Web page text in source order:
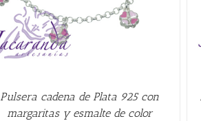
Pulsera cadena de Plata 925 con
margaritas y esmalte de color